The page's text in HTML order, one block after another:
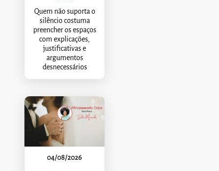
Quem não suporta o
silêncio costuma
preencher os espaços
com explicações,
justificativas e
argumentos
desnecessários
04/08/2026